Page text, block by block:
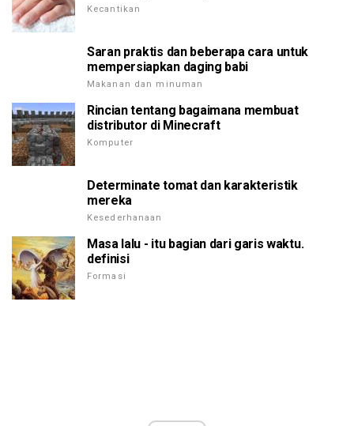
Kecantikan
Saran praktis dan beberapa cara untuk
mempersiapkan daging babi
Makanan dan minuman
Rincian tentang bagaimana membuat
distributor di Minecraft
Komputer
Determinate tomat dan karakteristik
mereka
Kesederhanaan
Masa lalu - itu bagian dari garis waktu.
definisi
Formasi